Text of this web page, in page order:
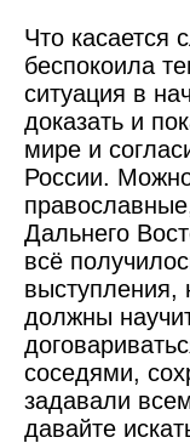
Что касается
беспокоила
ситуация в
доказать и
мире и
России.
Дальнего
всё
должны
соседями,
задавали
давайте